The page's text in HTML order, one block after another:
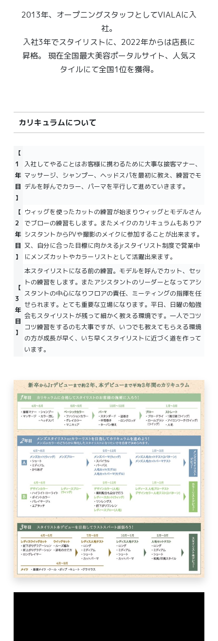
2013年、オープニングスタッフとしてVIALAに入
社。
入社3年でスタイリストに、2022年からは店長に
昇格。 現在全国最大美容ポータルサイト、人気ス
タイルにて全国1位を獲得。
カリキュラムについて
【
1
年
目
】
入社してやることはお客様に携わるために大事な接客マナー、
マッサージ、シャンプー、ヘッドスパを最初に教え、練習でモ
デルを呼んでカラー、パーマを平行して進めていきます。
【
2
年
目
】
ウィッグを使ったカットの練習が始まりウィッグとモデルさん
でブローの練習もします。またメイクのカリキュラムもありア
シスタントからPVや撮影のメイクに参加することが出来ます。
又、自分に合った目標に向かえるjrスタイリスト制度で営業中
にメンズカットやカラーリストとして活躍出来ます。
【
3
年
目
】
本スタイリストになる前の練習。モデルを呼んでカット、セッ
トの練習をします。またアシスタントのリーダーとなってアシ
スタントの中心になりフロアの責任、ミーティングの指揮を任
せられます。とても重要な立場になります。平日、日曜の勉強
会もスタイリストが残って細かく教える環境です。一人でコツ
コツ練習をするのも大事ですが、いつでも教えてもらえる環境
の方が成長が早く、いち早くスタイリストに近づく道を作って
います。